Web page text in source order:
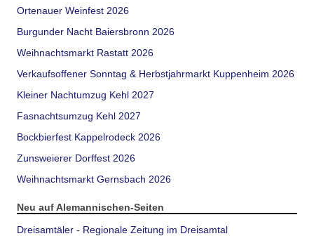
Ortenauer Weinfest 2026
Burgunder Nacht Baiersbronn 2026
Weihnachtsmarkt Rastatt 2026
Verkaufsoffener Sonntag & Herbstjahrmarkt Kuppenheim 2026
Kleiner Nachtumzug Kehl 2027
Fasnachtsumzug Kehl 2027
Bockbierfest Kappelrodeck 2026
Zunsweierer Dorffest 2026
Weihnachtsmarkt Gernsbach 2026
Neu auf Alemannischen-Seiten
Dreisamtäler - Regionale Zeitung im Dreisamtal